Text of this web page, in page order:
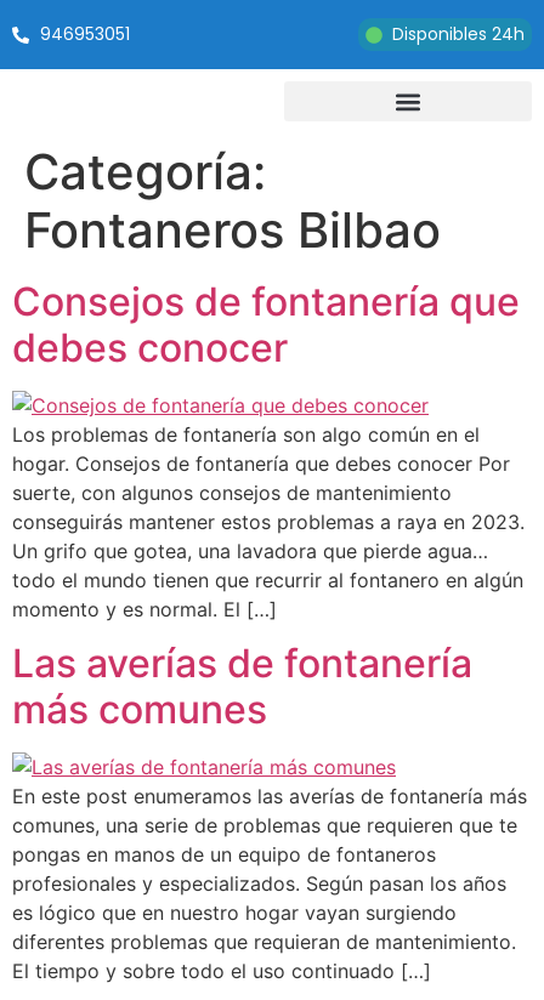
946953051 Disponibles 24h
Categoría:
Fontaneros Bilbao
Consejos de fontanería que
debes conocer
Los problemas de fontanería son algo común en el
hogar. Consejos de fontanería que debes conocer Por
suerte, con algunos consejos de mantenimiento
conseguirás mantener estos problemas a raya en 2023.
Un grifo que gotea, una lavadora que pierde agua…
todo el mundo tienen que recurrir al fontanero en algún
momento y es normal. El […]
Las averías de fontanería
más comunes
En este post enumeramos las averías de fontanería más
comunes, una serie de problemas que requieren que te
pongas en manos de un equipo de fontaneros
profesionales y especializados. Según pasan los años
es lógico que en nuestro hogar vayan surgiendo
diferentes problemas que requieran de mantenimiento.
El tiempo y sobre todo el uso continuado […]